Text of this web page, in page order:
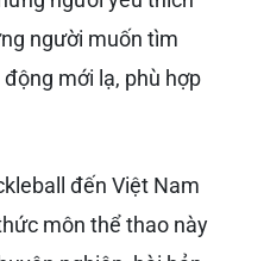
môn thể thao này.
Pickleball được
ra ngoài giới hạn